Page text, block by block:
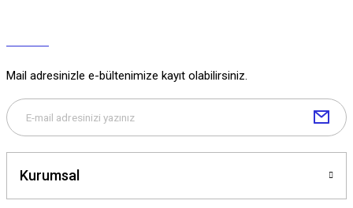
Mail adresinizle e-bültenimize kayıt olabilirsiniz.
Kurumsal